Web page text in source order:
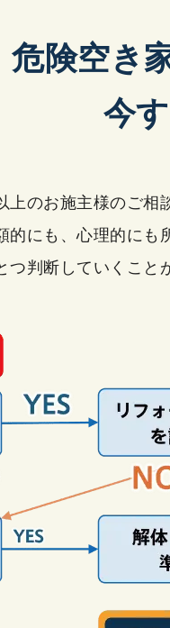
危険空き
今
上のお施主様のご相
的にも、心理的に
つ判断していくこと